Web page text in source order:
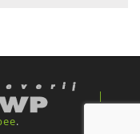
|
.